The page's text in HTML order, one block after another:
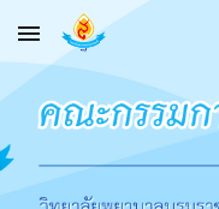
Skip to main content